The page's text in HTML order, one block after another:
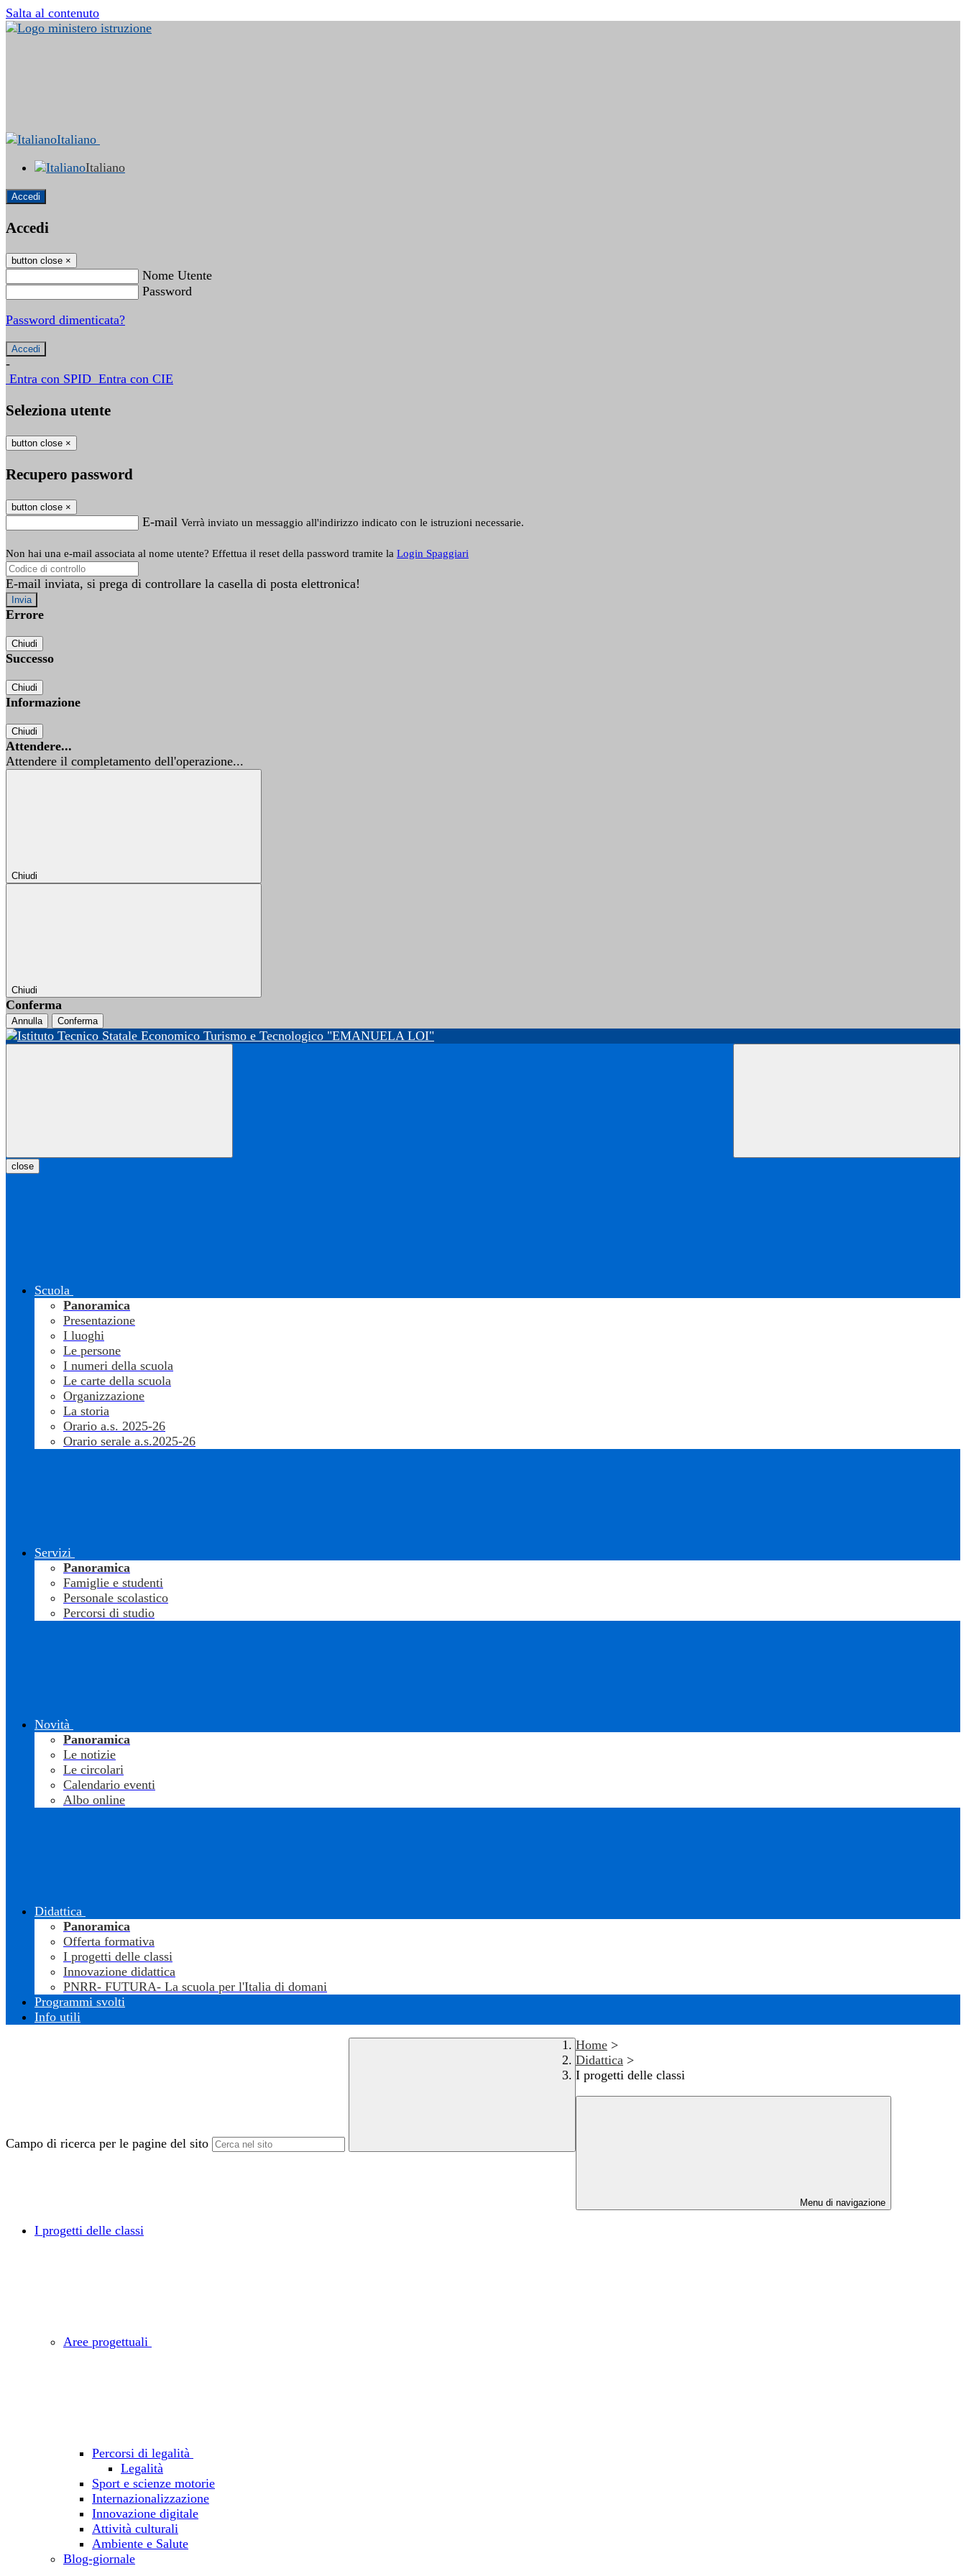
Salta al contenuto
Italiano
Italiano
Accedi
Accedi
button close ×
Nome Utente
Password
Password dimenticata?
-
Entra con SPID Entra con CIE
Seleziona utente
button close ×
Recupero password
button close ×
E-mail Verrà inviato un messaggio all'indirizzo indicato con le istruzioni necessarie.
Non hai una e-mail associata al nome utente? Effettua il reset della password tramite la Login Spaggiari
E-mail inviata, si prega di controllare la casella di posta elettronica!
Errore
Chiudi
Successo
Chiudi
Informazione
Chiudi
Attendere...
Attendere il completamento dell'operazione...
Chiudi
Chiudi
Conferma
Annulla Conferma
close
Scuola
Panoramica
Presentazione
I luoghi
Le persone
I numeri della scuola
Le carte della scuola
Organizzazione
La storia
Orario a.s. 2025-26
Orario serale a.s.2025-26
Servizi
Panoramica
Famiglie e studenti
Personale scolastico
Percorsi di studio
Novità
Panoramica
Le notizie
Le circolari
Calendario eventi
Albo online
Didattica
Panoramica
Offerta formativa
I progetti delle classi
Innovazione didattica
PNRR- FUTURA- La scuola per l'Italia di domani
Programmi svolti
Info utili
Campo di ricerca per le pagine del sito
Home >
Didattica >
I progetti delle classi
Menu di navigazione
I progetti delle classi
Aree progettuali
Percorsi di legalità
Legalità
Sport e scienze motorie
Internazionalizzazione
Innovazione digitale
Attività culturali
Ambiente e Salute
Blog-giornale